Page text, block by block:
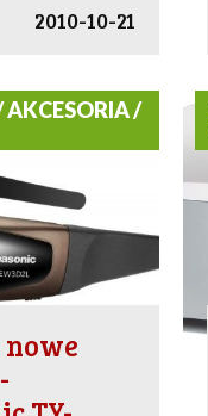
2010-10-21
AKCESORIA /
nowe